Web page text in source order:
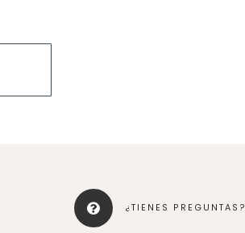
¿TIENES PREGUNTAS?